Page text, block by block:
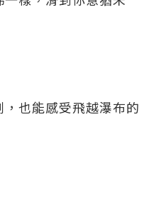
也能感受飛越瀑布的